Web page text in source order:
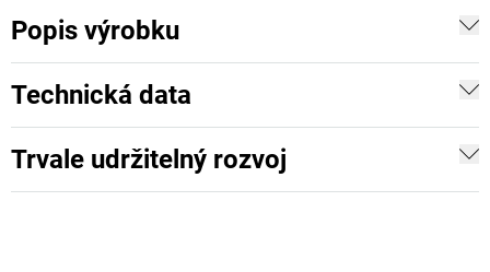
Popis výrobku
Technická data
Trvale udržitelný rozvoj